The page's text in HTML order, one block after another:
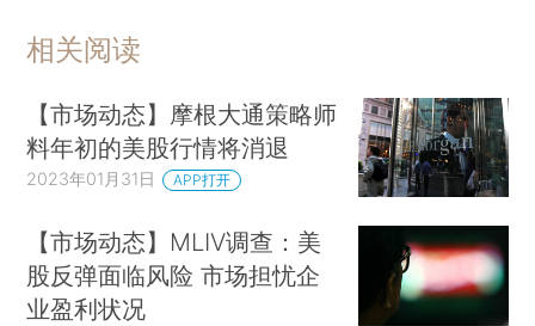
相关阅读
【市场动态】摩根大通策略师
料年初的美股行情将消退
2023年01月31日 APP打开
【市场动态】MLIV调查：美
股反弹面临风险 市场担忧企
业盈利状况